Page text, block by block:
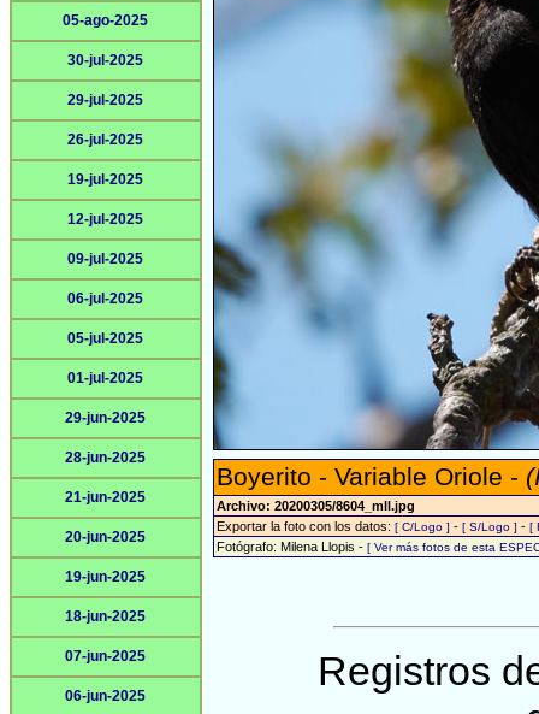
05-ago-2025
30-jul-2025
29-jul-2025
26-jul-2025
19-jul-2025
12-jul-2025
09-jul-2025
06-jul-2025
05-jul-2025
01-jul-2025
29-jun-2025
28-jun-2025
21-jun-2025
20-jun-2025
19-jun-2025
18-jun-2025
07-jun-2025
06-jun-2025
Boyerito - Variable Oriole -
Archivo: 20200305/8604_mll.jpg
Exportar la foto con los datos: [ C/Logo ] - [ S/Logo ] - [
Fotógrafo: Milena Llopis - [ Ver más fotos de esta
Registros